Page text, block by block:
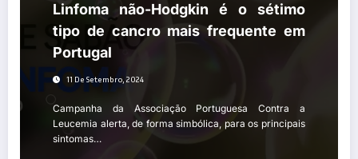
Linfoma não-Hodgkin é o sétimo
tipo de cancro mais frequente em
Portugal
11 De Setembro, 2024
Campanha da Associação Portuguesa Contra a
Leucemia alerta, de forma simbólica, para os principais
sintomas…